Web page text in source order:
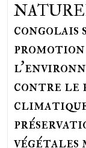
congolais
contre le
végétales